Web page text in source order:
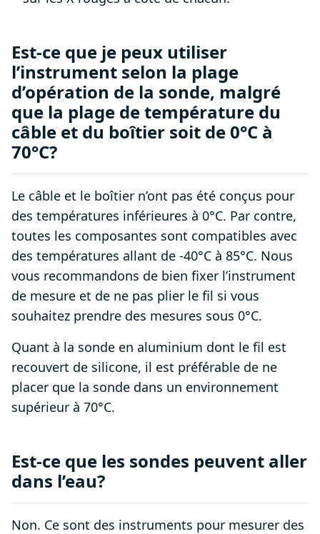
Est-ce que je peux utiliser
l’instrument selon la plage
d’opération de la sonde, malgré
que la plage de température du
câble et du boîtier soit de 0°C à
70°C?
Le câble et le boîtier n’ont pas été conçus pour
des températures inférieures à 0°C. Par contre,
toutes les composantes sont compatibles avec
des températures allant de -40°C à 85°C. Nous
vous recommandons de bien fixer l’instrument
de mesure et de ne pas plier le fil si vous
souhaitez prendre des mesures sous 0°C.
Quant à la sonde en aluminium dont le fil est
recouvert de silicone, il est préférable de ne
placer que la sonde dans un environnement
supérieur à 70°C.
Est-ce que les sondes peuvent aller
dans l’eau?
Non. Ce sont des instruments pour mesurer des